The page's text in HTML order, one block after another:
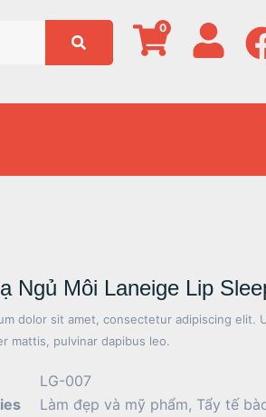
0
Ngủ Môi Laneige Lip
dolor sit amet, consectetur adipiscing elit.
mattis, pulvinar dapibus leo.
LG-007
Làm đẹp và mỹ phẩm, Tẩy tế